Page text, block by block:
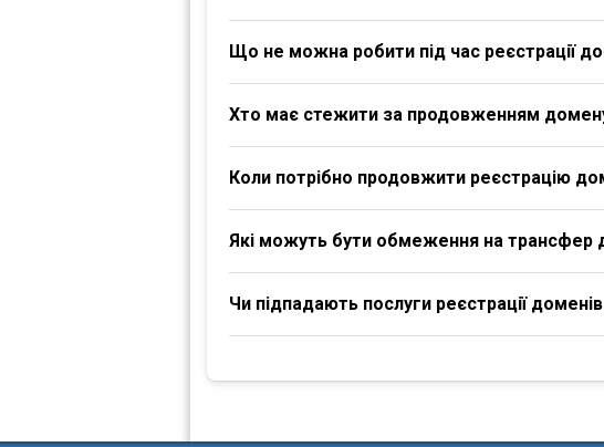
Що не можна робити під час реєстрації
Хто має стежити за продовженням
Коли потрібно продовжити реєстрацію
Які можуть бути обмеження на трансфер
Чи підпадають послуги реєстрації доменів